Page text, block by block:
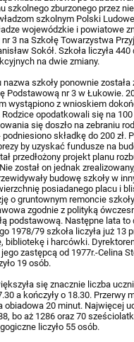
szkolnego zburzonego przez
szkolnym Polski
wojewódzkie i powiatowe
3 na Szkołę Towarzystwa
Sokół. Szkoła liczyła
na dwie zmiany.
szkoły ponownie została
Podstawową nr 3 w Łukowie.
wystąpiono z wnioskiem
opodatkowali się na 100
się doszło na zebraniu
składkę do 200 zł.
by uzyskać fundusze na
przedłożony projekt planu
został on jednak
budowę szkoły w
posiadanego placu i
o gruntownym remoncie
zgodnie z polityką
podstawową. Następne lata to
1978/79 szkoła liczyła już 13
i harcówki.
zastępcą od 1977r.-Celina
19 osób.
się znacznie liczba
a kończyły o 18.30. Przerwy
obiadowa 20 minut. Najwięcej
bo aż 1286 oraz 70
liczyło 55 osób.